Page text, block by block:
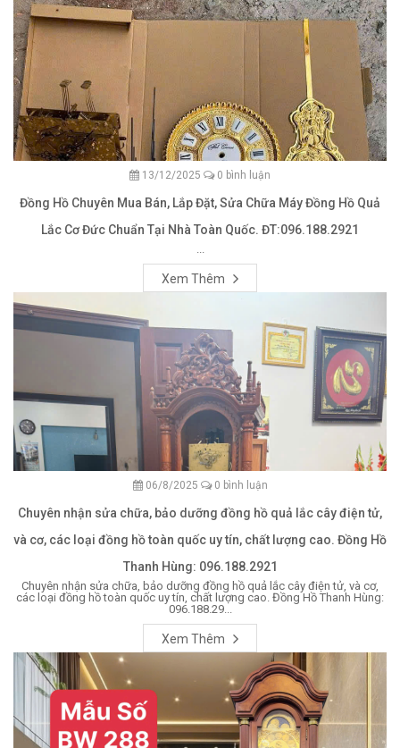
13/12/2025 0 bình luận
Đồng Hồ Chuyên Mua Bán, Lắp Đặt, Sửa Chữa Máy Đồng Hồ Quả
Lắc Cơ Đức Chuẩn Tại Nhà Toàn Quốc. ĐT:096.188.2921
Xem Thêm
06/8/2025 0 bình luận
Chuyên nhận sửa chữa, bảo dưỡng đồng hồ quả lắc cây điện tử,
và cơ, các loại đồng hồ toàn quốc uy tín, chất lượng cao. Đồng Hồ
Thanh Hùng: 096.188.2921
Chuyên nhận sửa chữa, bảo dưỡng đồng hồ quả lắc cây điện tử, và cơ,
các loại đồng hồ toàn quốc uy tín, chất lượng cao. Đồng Hồ Thanh Hùng:
096.188.29...
Xem Thêm